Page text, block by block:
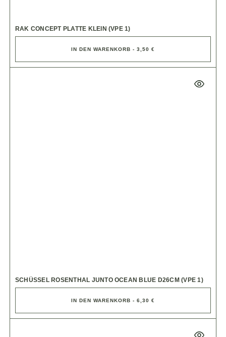
RAK CONCEPT PLATTE KLEIN (VPE 1)
IN DEN WARENKORB - 3,50 €
SCHÜSSEL ROSENTHAL JUNTO OCEAN BLUE D26CM (VPE 1)
IN DEN WARENKORB - 6,30 €